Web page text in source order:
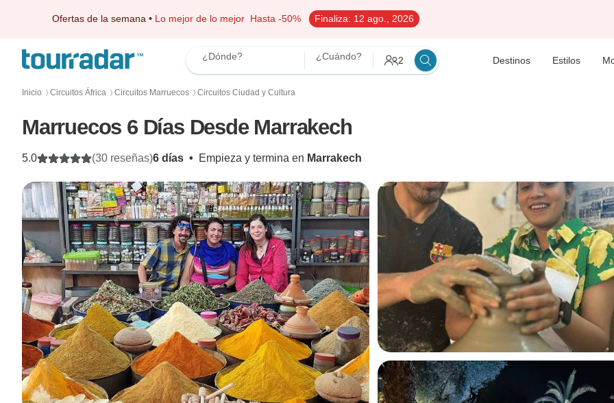
Ofertas de la semana • Lo mejor de lo mejor Hasta -50% Finaliza: 12 ago., 2026
¿Dónde? ¿Cuándo? 2 Destinos Estilos
Inicio 〉 Circuitos África 〉 Circuitos Marruecos 〉 Circuitos Ciudad y Cultura
Marruecos 6 Días Desde Marrakech
6 días • Empieza y termina en Marrakech
5.0 (30 reseñas)